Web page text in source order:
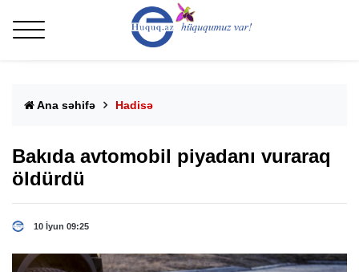
Ana səhifə Hadisə
Bakıda avtomobil piyadanı vuraraq
öldürdü
10 İyun 09:25